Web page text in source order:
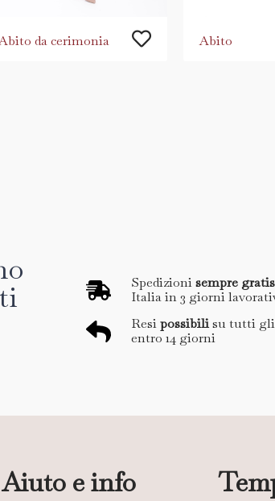
da cerimonia Abito
Spedizionisempre gratis
Italia in 3 giorni
Resipossibilisu tutti
entro 14 giorni
Aiuto e info